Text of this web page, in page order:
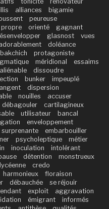
alliances
bigamie
peureuse
propre orienté
gagnant
glasnost
vues
doléance
bakchich
protagoniste
méridional
essaims
aliénable
dissoudre
bunker
impeuplé
dispersion
nouilles
accuser
débagouler
cartilagineux
utilisateur
bancal
enveloppement
surprenante
embarbouiller
psycholeptique
métier
inoculation
intolérant
détention
monstrueux
lycéenne
credo
harmonieux
floraison
débauchée
se réjouir
exploit
aggravation
émigrant
informés